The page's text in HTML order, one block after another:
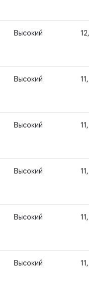
Высокий 12,
Высокий 11,
Высокий 11,
Высокий 11,
Высокий 11,
Высокий 11,